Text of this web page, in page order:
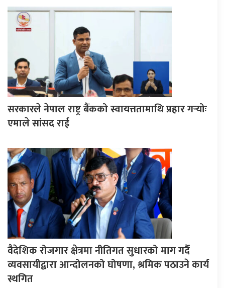
सरकारले नेपाल राष्ट्र बैंकको स्वायत्ततामाथि प्रहार गर्‍योः
एमाले सांसद राई
वैदेशिक रोजगार क्षेत्रमा नीतिगत सुधारको माग गर्दै
व्यवसायीद्वारा आन्दोलनको घोषणा, श्रमिक पठाउने कार्य
स्थगित